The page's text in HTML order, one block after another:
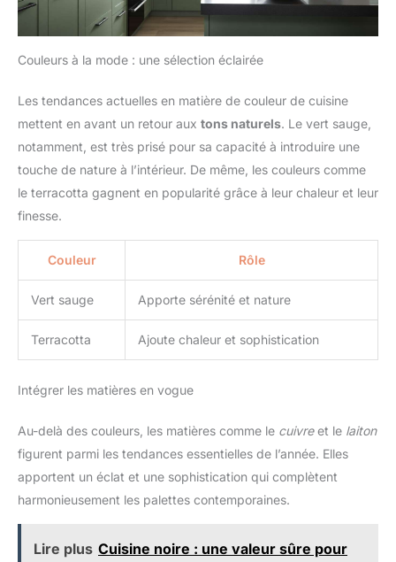
Couleurs à la mode : une sélection éclairée
Les tendances actuelles en matière de couleur de cuisine
mettent en avant un retour aux tons naturels. Le vert sauge,
notamment, est très prisé pour sa capacité à introduire une
touche de nature à l’intérieur. De même, les couleurs comme
le terracotta gagnent en popularité grâce à leur chaleur et leur
finesse.
Couleur Rôle
Vert sauge Apporte sérénité et nature
Terracotta Ajoute chaleur et sophistication
Intégrer les matières en vogue
Au-delà des couleurs, les matières comme le cuivreet le laiton
figurent parmi les tendances essentielles de l’année. Elles
apportent un éclat et une sophistication qui complètent
harmonieusement les palettes contemporaines.
Lire plus Cuisine noire : une valeur sûre pour